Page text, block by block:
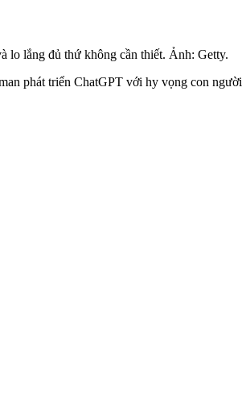
lo lắng đủ thứ không cần thiết. Ảnh: Getty.
phát triển ChatGPT với hy vọng con